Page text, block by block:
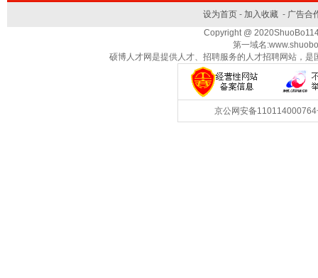
设为首页- 加入收藏- 广告合
Copyright @
第一域名
硕博人才网是提供人才、招聘服务的人才招聘网站，
京公网安备